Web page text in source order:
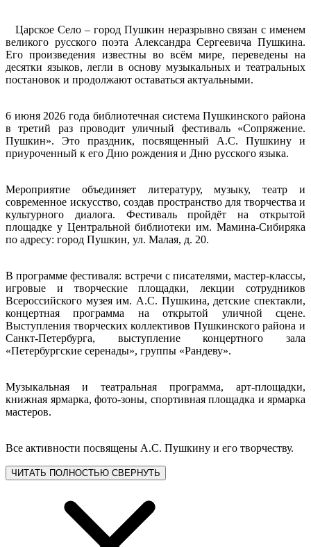
Царское Село – город Пушкин неразрывно связан с именем
великого русского поэта Александра Сергеевича Пушкина.
Его произведения известны во всём мире, переведены на
десятки языков, легли в основу музыкальных и театральных
постановок и продолжают оставаться актуальными.
6 июня 2026 года библиотечная система Пушкинского района
в третий раз проводит уличный фестиваль «Сопряжение.
Пушкин». Это праздник, посвященный А.С. Пушкину и
приуроченный к его Дню рождения и Дню русского языка.
Мероприятие объединяет литературу, музыку, театр и
современное искусство, создав пространство для творчества и
культурного диалога. Фестиваль пройдёт на открытой
площадке у Центральной библиотеки им. Мамина-Сибиряка
по адресу: город Пушкин, ул. Малая, д. 20.
В программе фестиваля: встречи с писателями, мастер-классы,
игровые и творческие площадки, лекции сотрудников
Всероссийского музея им. А.С. Пушкина, детские спектакли,
концертная программа на открытой уличной сцене.
Выступления творческих коллективов Пушкинского района и
Санкт-Петербурга, выступление концертного зала
«Петербургские серенады», группы «Рандеву».
Музыкальная и театральная программа, арт-площадки,
книжная ярмарка, фото-зоны, спортивная площадка и ярмарка
мастеров.
Все активности посвящены А.С. Пушкину и его творчеству.
ЧИТАТЬ ПОЛНОСТЬЮ СВЕРНУТЬ